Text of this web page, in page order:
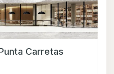
Carretas